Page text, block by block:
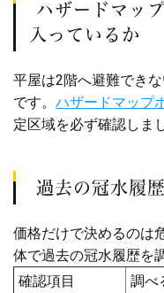
ハザードマッ
入っているか
平屋は2階へ避難でき
です。 ハザードマップ
定区域を必ず確認しま
過去の冠水履
価格だけで決めるのは
体で過去の冠水履歴を
確認項目
調べ